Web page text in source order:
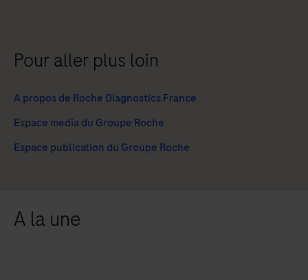
Pour aller plus loin
A propos de Roche Diagnostics France
Espace media du Groupe Roche
Espace publication du Groupe Roche
A la une